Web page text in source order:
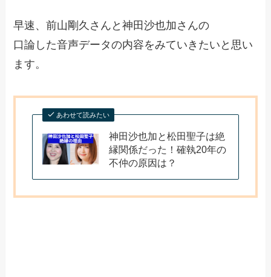
早速、前山剛久さんと神田沙也加さんの
口論した音声データの内容をみていきたいと思い
ます。
あわせて読みたい
神田沙也加と松田聖子は絶
縁関係だった！確執20年の
不仲の原因は？